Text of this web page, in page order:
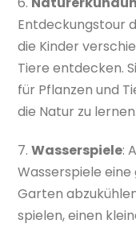
Entdeckungstour
die Kinder
Tiere entdecken.
für Pflanzen und
die Natur zu lernen.
7.Wasserspiele:
Wasserspiele
Garten
spielen, einen